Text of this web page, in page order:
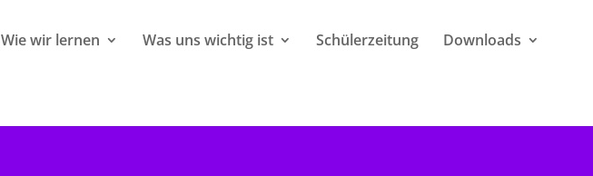
Wie wir lernen Was uns wichtig ist Schülerzeitung Downloads